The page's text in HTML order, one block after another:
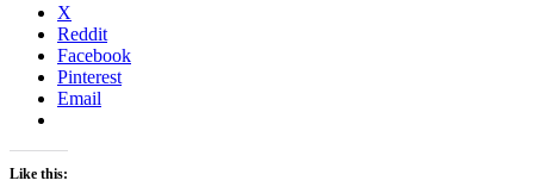
X
Reddit
Facebook
Pinterest
Email
Like this: